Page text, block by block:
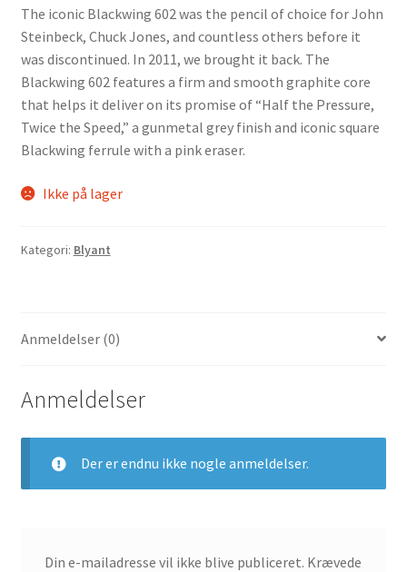
The iconic Blackwing 602 was the pencil of choice for John
Steinbeck, Chuck Jones, and countless others before it
was discontinued. In 2011, we brought it back. The
Blackwing 602 features a firm and smooth graphite core
that helps it deliver on its promise of “Half the Pressure,
Twice the Speed,” a gunmetal grey finish and iconic square
Blackwing ferrule with a pink eraser.
Ikke på lager
Kategori: Blyant
Anmeldelser (0)
Anmeldelser
Der er endnu ikke nogle anmeldelser.
Din e-mailadresse vil ikke blive publiceret. Krævede